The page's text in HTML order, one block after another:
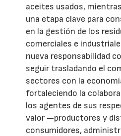
aceites usados,
una etapa clave para
en la gestión de los
comerciales e
nueva responsabilidad
seguir trasladando el
sectores con la
fortaleciendo la
los agentes de sus
valor —productores y
consumidores,